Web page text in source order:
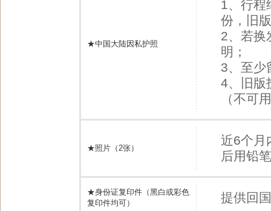
★中国大陆因私护照
1、行程
份，旧
2、若换
明；
3、至少
4、旧版
（不可
★照片（2张）
近6个月
后用铅
★身份证复印件（黑白或彩色
复印件均可）
提供回